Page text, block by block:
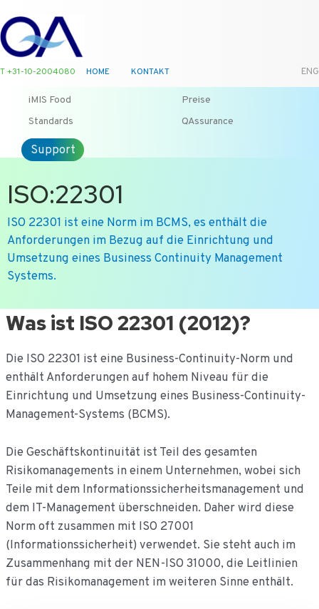
T +31-10-2004080 HOME KONTAKT ENG
iMIS Food
Preise
Standards
QAssurance
Support
ISO:22301
ISO 22301 ist eine Norm im BCMS, es enthält die
Anforderungen im Bezug auf die Einrichtung und
Umsetzung eines Business Continuity Management
Systems.
Ga
naar
inhoud
Was ist ISO 22301 (2012)?
Die ISO 22301 ist eine Business-Continuity-Norm und
enthält Anforderungen auf hohem Niveau für die
Einrichtung und Umsetzung eines Business-Continuity-
Management-Systems (BCMS).
Die Geschäftskontinuität ist Teil des gesamten
Risikomanagements in einem Unternehmen, wobei sich
Teile mit dem Informationssicherheitsmanagement und
dem IT-Management überschneiden. Daher wird diese
Norm oft zusammen mit ISO 27001
(Informationssicherheit) verwendet. Sie steht auch im
Zusammenhang mit der NEN-ISO 31000, die Leitlinien
für das Risikomanagement im weiteren Sinne enthält.